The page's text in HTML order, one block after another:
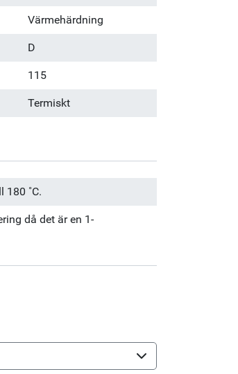
Värmehärdning
D
115
Termiskt
180 ˚C.
då det är en 1-